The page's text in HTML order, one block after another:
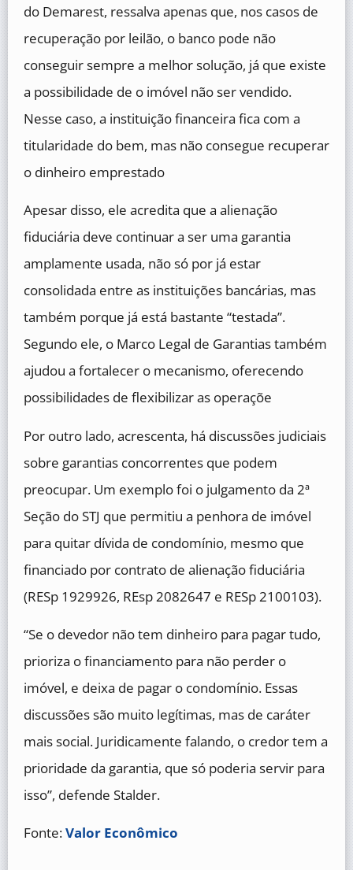
do Demarest, ressalva apenas que, nos casos de
recuperação por leilão, o banco pode não
conseguir sempre a melhor solução, já que existe
a possibilidade de o imóvel não ser vendido.
Nesse caso, a instituição financeira fica com a
titularidade do bem, mas não consegue recuperar
o dinheiro emprestado
Apesar disso, ele acredita que a alienação
fiduciária deve continuar a ser uma garantia
amplamente usada, não só por já estar
consolidada entre as instituições bancárias, mas
também porque já está bastante “testada”.
Segundo ele, o Marco Legal de Garantias também
ajudou a fortalecer o mecanismo, oferecendo
possibilidades de flexibilizar as operaçõe
Por outro lado, acrescenta, há discussões judiciais
sobre garantias concorrentes que podem
preocupar. Um exemplo foi o julgamento da 2ª
Seção do STJ que permitiu a penhora de imóvel
para quitar dívida de condomínio, mesmo que
financiado por contrato de alienação fiduciária
(RESp 1929926, REsp 2082647 e RESp 2100103).
“Se o devedor não tem dinheiro para pagar tudo,
prioriza o financiamento para não perder o
imóvel, e deixa de pagar o condomínio. Essas
discussões são muito legítimas, mas de caráter
mais social. Juridicamente falando, o credor tem a
prioridade da garantia, que só poderia servir para
isso”, defende Stalder.
Fonte:Valor Econômico